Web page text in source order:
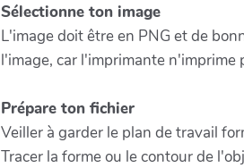
Sélectionne ton image
L'image doit être en PNG et de
l'image, car l'imprimante n'imprime
Prépare ton fichier
Veiller à garder le plan de travail
Tracer la forme ou le contour de